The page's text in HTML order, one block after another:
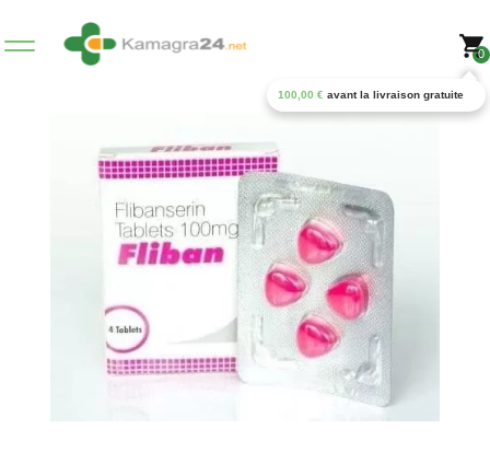
0
100,00 € avant la livraison gratuite